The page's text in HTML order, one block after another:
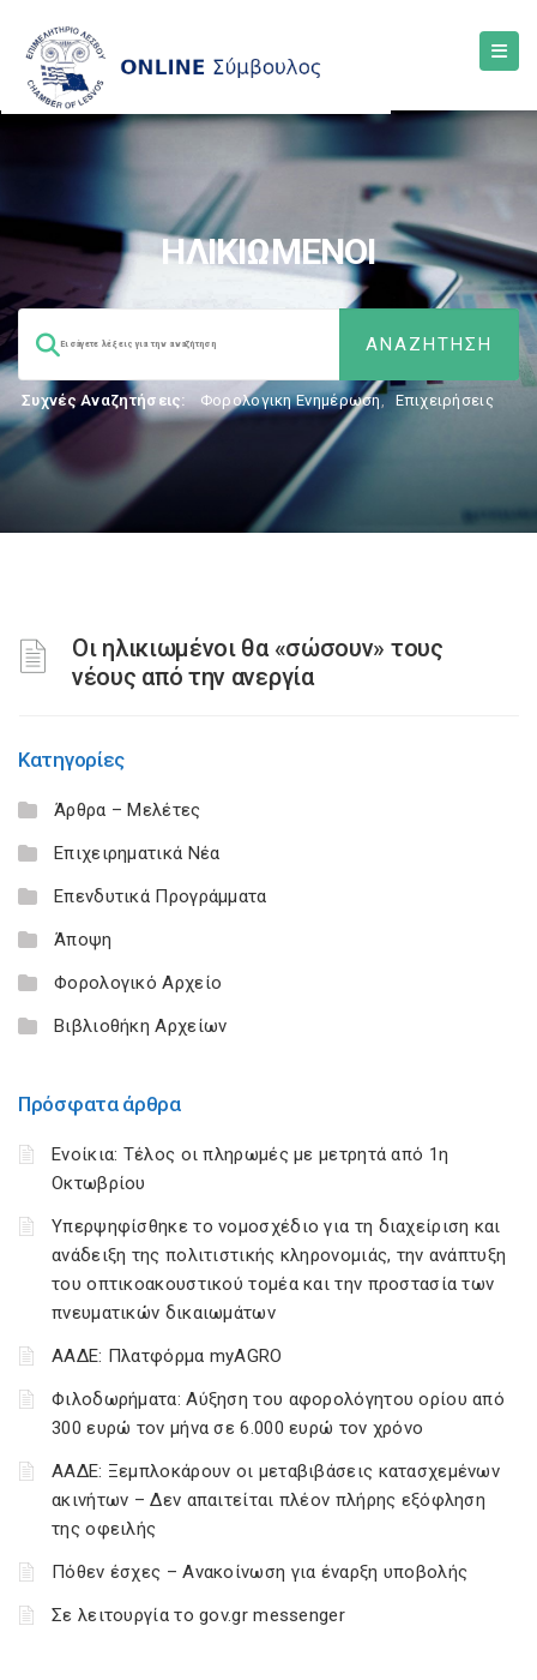
ΗΛΙΚΙΩΜΕΝΟΙ
Συχνές Αναζητήσεις: Φορολογικη Ενημέρωση, Επιχειρήσεις
Οι ηλικιωμένοι θα «σώσουν» τους
νέους από την ανεργία
Κατηγορίες
Άρθρα – Μελέτες
Επιχειρηματικά Νέα
Επενδυτικά Προγράμματα
Άποψη
Φορολογικό Αρχείο
Βιβλιοθήκη Αρχείων
Πρόσφατα άρθρα
Ενοίκια: Τέλος οι πληρωμές με μετρητά από 1η
Οκτωβρίου
Υπερψηφίσθηκε το νομοσχέδιο για τη διαχείριση και
ανάδειξη της πολιτιστικής κληρονομιάς, την ανάπτυξη
του οπτικοακουστικού τομέα και την προστασία των
πνευματικών δικαιωμάτων
ΑΑΔΕ: Πλατφόρμα myAGRO
Φιλοδωρήματα: Αύξηση του αφορολόγητου ορίου από
300 ευρώ τον μήνα σε 6.000 ευρώ τον χρόνο
ΑΑΔΕ: Ξεμπλοκάρουν οι μεταβιβάσεις κατασχεμένων
ακινήτων – Δεν απαιτείται πλέον πλήρης εξόφληση
της οφειλής
Πόθεν έσχες – Ανακοίνωση για έναρξη υποβολής
Σε λειτουργία το gov.gr messenger